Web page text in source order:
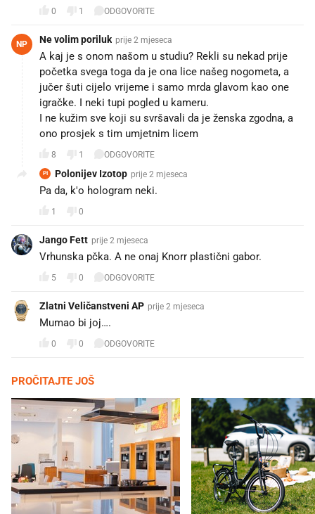
0 1 ODGOVORITE
NP Ne volim poriluk prije 2 mjeseca
A kaj je s onom našom u studiu? Rekli su nekad prije
početka svega toga da je ona lice našeg nogometa, a
jučer šuti cijelo vrijeme i samo mrda glavom kao one
igračke. I neki tupi pogled u kameru.
I ne kužim sve koji su svršavali da je ženska zgodna, a
ono prosjek s tim umjetnim licem
8 1 ODGOVORITE
PI Polonijev Izotop prije 2 mjeseca
Pa da, k'o hologram neki.
1 0
Jango Fett prije 2 mjeseca
Vrhunska pčka. A ne onaj Knorr plastični gabor.
5 0 ODGOVORITE
Zlatni Veličanstveni AP prije 2 mjeseca
Mumao bi joj….
0 0 ODGOVORITE
PROČITAJTE JOŠ